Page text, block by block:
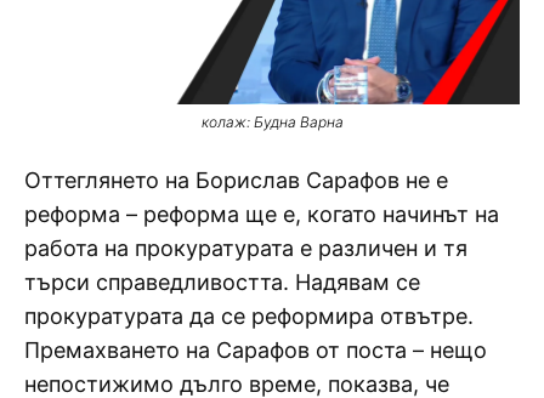
колаж: Будна Варна
Оттеглянето на Борислав Сарафов не е
реформа – реформа ще е, когато начинът на
работа на прокуратурата е различен и тя
търси справедливостта. Надявам се
прокуратурата да се реформира отвътре.
Премахването на Сарафов от поста – нещо
непостижимо дълго време, показва, че